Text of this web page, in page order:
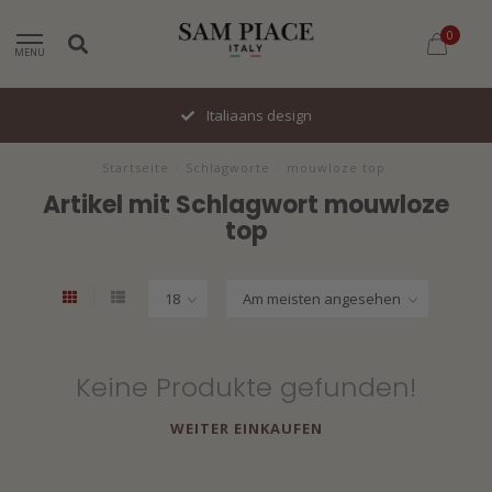
MENU
0
Italiaans design
Startseite Schlagworte mouwloze top
Artikel mit Schlagwort mouwloze
top
Keine Produkte gefunden!
WEITER EINKAUFEN